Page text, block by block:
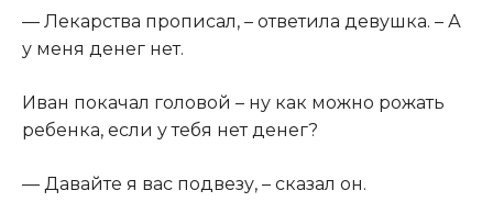
​— Лекарства прописал, – ответила девушка. – А
у меня денег нет.​
​Иван покачал головой – ну как можно рожать
ребенка, если у тебя нет денег?​
​— Давайте я вас подвезу, – сказал он.​